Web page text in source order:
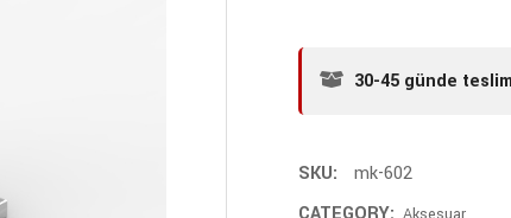
30-45 günde
SKU:
mk-602